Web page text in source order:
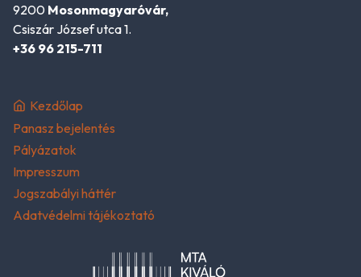
9200 Mosonmagyaróvár,
Csiszár József utca 1.
+36 96 215-711
Kezdőlap
Panasz bejelentés
Pályázatok
Impresszum
Jogszabályi háttér
Adatvédelmi tájékoztató